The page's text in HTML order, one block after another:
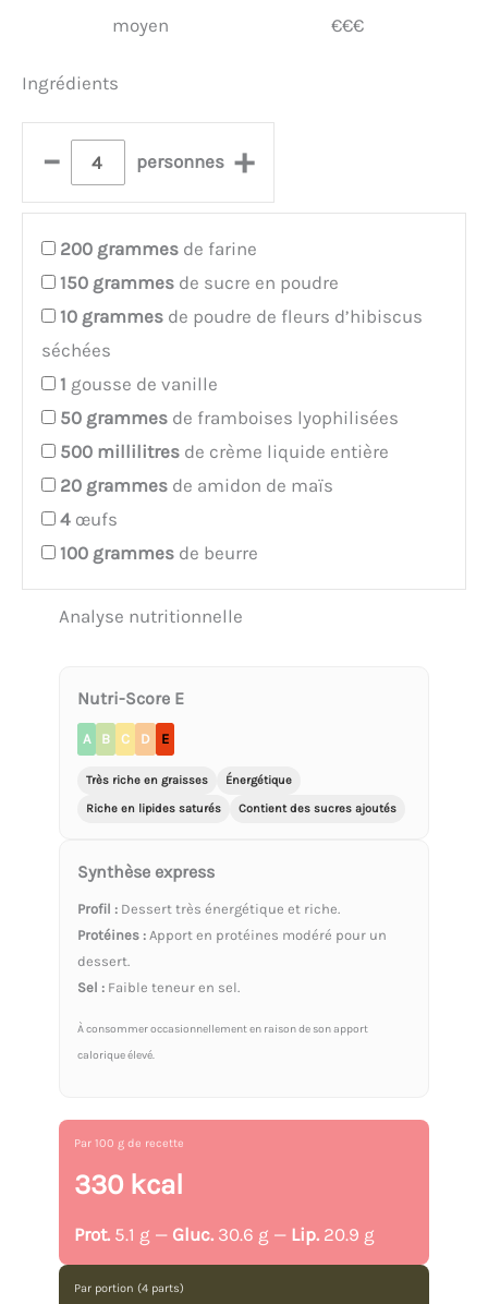
moyen €€€
Ingrédients
– personnes +
200 grammes de farine
150 grammes de sucre en poudre
10 grammes de poudre de fleurs d’hibiscus
séchées
1 gousse de vanille
50 grammes de framboises lyophilisées
500 millilitres de crème liquide entière
20 grammes de amidon de maïs
4 œufs
100 grammes de beurre
Analyse nutritionnelle
Nutri-Score E
A B C D E
Très riche en graisses
Énergétique
Riche en lipides saturés
Contient des sucres ajoutés
Synthèse express
Profil : Dessert très énergétique et riche.
Protéines : Apport en protéines modéré pour un
dessert.
Sel : Faible teneur en sel.
À consommer occasionnellement en raison de son apport
calorique élevé.
Par 100 g de recette
330 kcal
Prot. 5.1 g — Gluc. 30.6 g — Lip. 20.9 g
Par portion (4 parts)